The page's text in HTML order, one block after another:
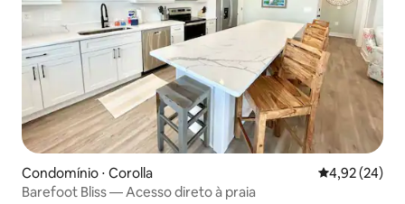
Condomínio ⋅ Corolla 4,92 de uma
4,92 (24)
Barefoot Bliss — Acesso direto à praia